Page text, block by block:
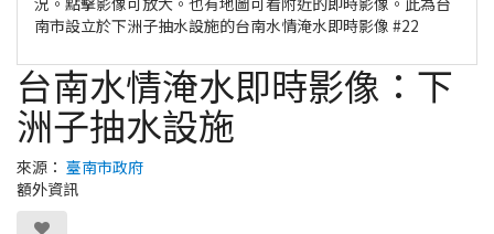
南市設立於下洲子抽水設施的台南水情淹水即時影像 #22
台南水情淹水即時影像：下
洲子抽水設施
來源： 臺南市政府
額外資訊